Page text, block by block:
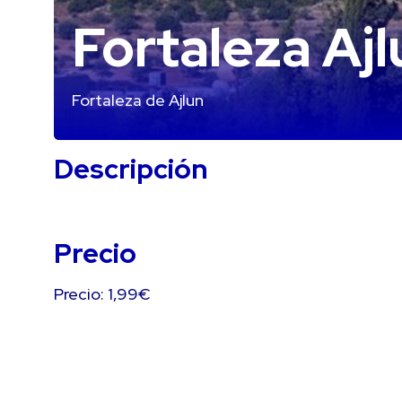
Fortaleza
Fortaleza de Ajlun
Descripción
Precio
Precio: 1,99€